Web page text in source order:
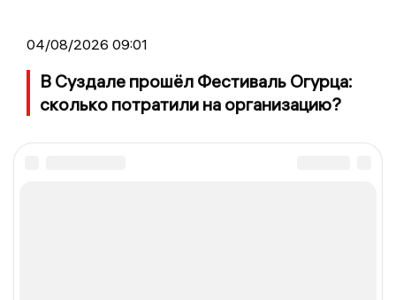
04/08/2026 09:01
В Суздале прошёл Фестиваль Огурца:
сколько потратили на организацию?